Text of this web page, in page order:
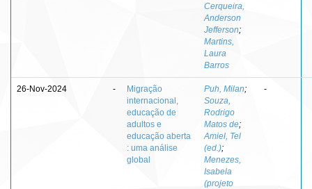
Cerqueira,
Anderson
Jefferson;
Martins,
Laura
Barros
26-Nov-2024 -
Migração
internacional,
educação de
adultos e
educação aberta
: uma análise
global
Puh, Milan;
Souza,
Rodrigo
Matos de;
Amiel, Tel
(ed.);
Menezes,
Isabela
(projeto
-